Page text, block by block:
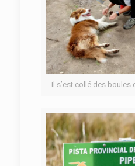
Il s’est collé des boules